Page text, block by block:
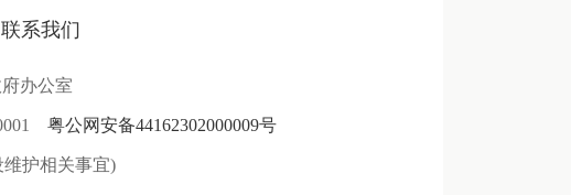
联系我们
办公室
粤公网安备44162302000009号
维护相关事宜)